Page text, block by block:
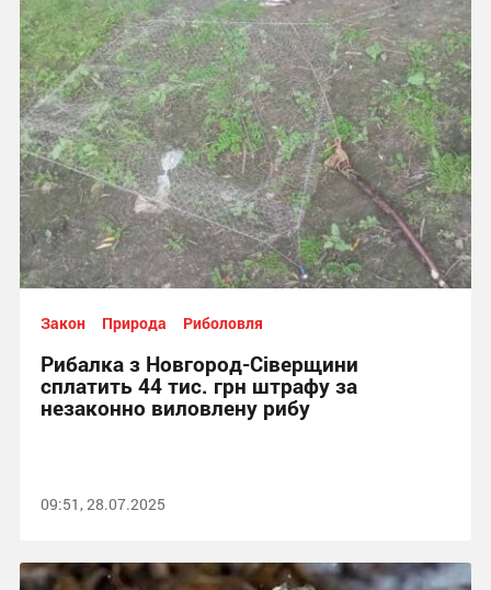
Закон Природа Риболовля
Рибалка з Новгород-Сіверщини
сплатить 44 тис. грн штрафу за
незаконно виловлену рибу
09:51, 28.07.2025